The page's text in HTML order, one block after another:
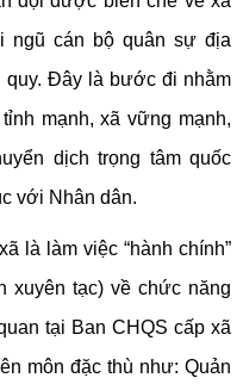
ngũ cán bộ quân sự địa
quy. Đây là bước đi nhằm
mạnh, xã vững mạnh,
dịch trọng tâm quốc
với Nhân dân.
là làm việc “hành chính”
xuyên tạc) về chức năng
tại Ban CHQS cấp xã
môn đặc thù như: Quản